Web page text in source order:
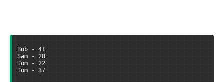
Bob - 41
Sam - 28
Tom - 22
Tom - 37